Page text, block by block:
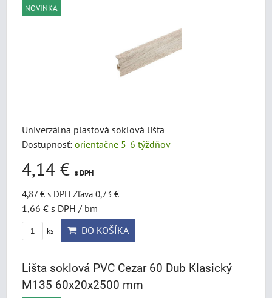
NOVINKA
Univerzálna plastová soklová lišta
Dostupnosť: orientačne 5-6 týždňov
4,14 € s DPH
4,87 €s DPH Zľava 0,73 €
1,66 € s DPH / bm
ks DO KOŠÍKA
Lišta soklová PVC Cezar 60 Dub Klasický
M135 60x20x2500 mm